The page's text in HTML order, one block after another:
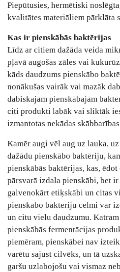
Piepūtusies, hermētiski
kvalitātes materiāliem pārklāta
Kas ir pienskābās baktērijas
Līdz ar citiem dažāda veida
pļavā augošas zāles vai
kāds daudzums pienskābo
nonākušas vairāk vai mazāk
dabiskajām pienskābajām
citi produkti labāk vai sliktāk
izmantotas nekādas
Kamēr augi vēl aug uz lauka,
dažādu pienskābo baktēriju,
pienskābās baktērijas, kas,
pārsvarā izdala pienskābi, bet ir
galvenokārt etiķskābi un citas
pienskābo baktēriju celmi var
un citu vielu daudzumu.
pienskābās fermentācijas
piemēram, pienskābei nav
varētu sajust cilvēks, un tā
garšu uzlabojošu vai vismaz